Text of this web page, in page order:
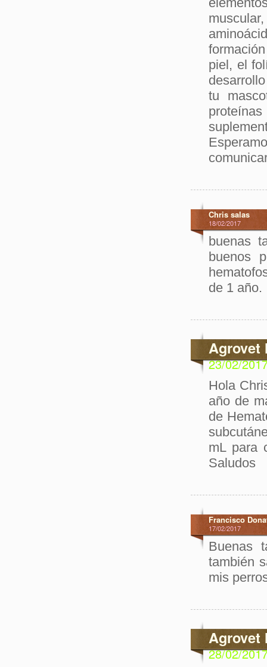
piel, el
tu
Chris salas
18/02/2017
buenas
buenos
de 1 año.
Agrovet
23/02/
Hola
año de
de
mL para
Saludos
Francisco
17/02/2017
Buenas
también
mis
Agrovet
28/02/